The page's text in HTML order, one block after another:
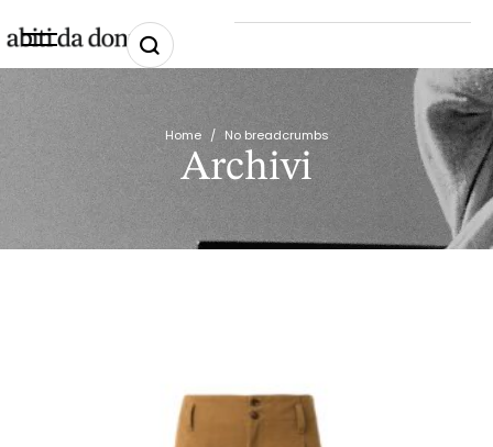
Home / No breadcrumbs
Archivi